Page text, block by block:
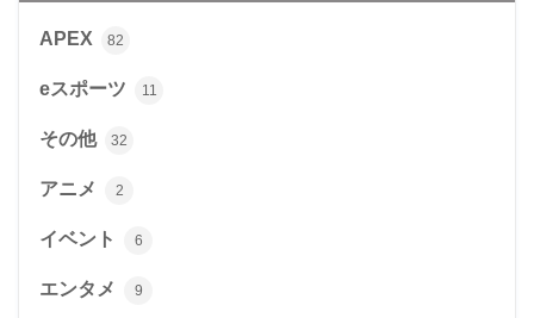
APEX 82
eスポーツ 11
その他 32
アニメ 2
イベント 6
エンタメ 9